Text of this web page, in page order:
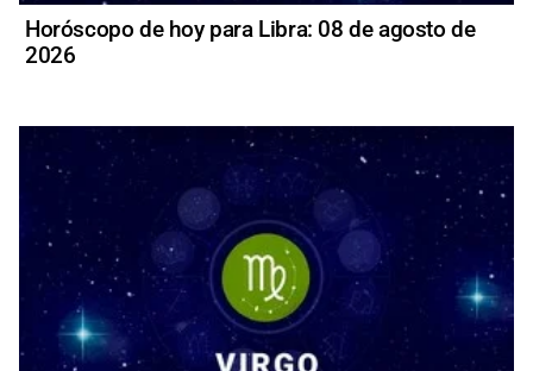
Horóscopo de hoy para Libra: 08 de agosto de
2026